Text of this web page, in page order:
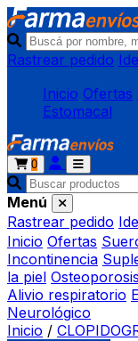
Rastrear pedido
Inicio Ofertas
Estomacal
0
Menú
Rastrear pedido
Inicio Ofertas
Incontinencia
la piel Osteoporosis
Alivio respiratorio
Neurológico
Inicio /